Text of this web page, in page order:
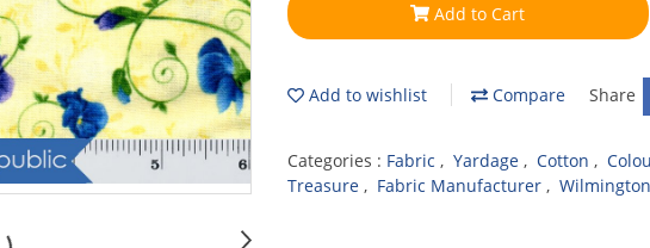
Add to Cart
Add to wishlist Compare Share
Categories : Fabric , Yardage , Cotton ,
Treasure , Fabric Manufacturer ,